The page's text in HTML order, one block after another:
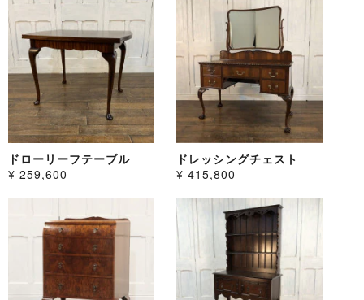
ドローリーフテーブル
¥ 259,600
ドレッシングチェスト
¥ 415,800